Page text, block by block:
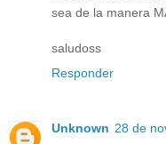
sea de la manera
saludoss
Responder
Unknown 28 de